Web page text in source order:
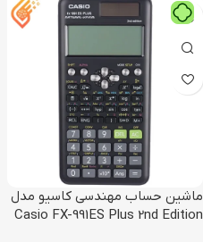
ماشین حساب مهندسی کاسیو مدل
Casio FX-991ES Plus 2nd Edition